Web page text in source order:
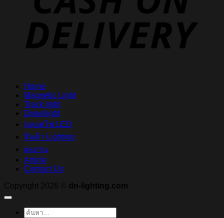
Home
Magnetic Light
Track light
Downlight
หลอดไฟ LED
สินค้า Lighting
ผลงาน
Article
Contact Us
Copyright 2026 © dn-lighting.com
ค้นหา: